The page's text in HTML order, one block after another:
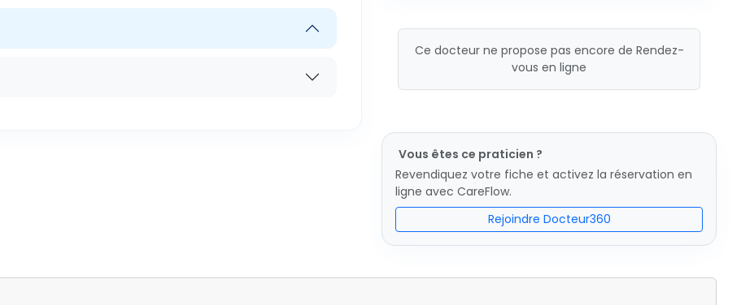
Ce docteur ne propose pas encore de Rendez-
vous en ligne
Vous êtes ce praticien ?
Revendiquez votre fiche et activez la réservation en
ligne avec CareFlow.
Rejoindre Docteur360